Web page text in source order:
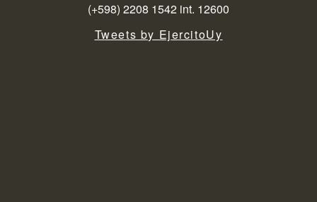
(+598) 2208 1542 int. 12600
Tweets by EjercitoUy